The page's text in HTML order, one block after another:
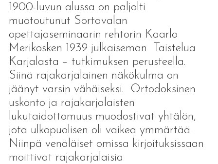
1900-luvun alussa on paljolti
muotoutunut Sortavalan
opettajaseminaarin rehtorin Kaarlo
Merikosken 1939 julkaiseman Taistelua
Karjalasta – tutkimuksen perusteella.
Siinä rajakarjalainen näkökulma on
jäänyt varsin vähäiseksi. Ortodoksinen
uskonto ja rajakarjalaisten
lukutaidottomuus muodostivat yhtälön,
jota ulkopuolisen oli vaikea ymmärtää.
Niinpä venäläiset omissa kirjoituksissaan
moittivat rajakarjalaisia